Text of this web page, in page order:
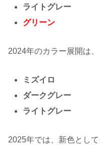
ライトグレー
グリーン
2024年のカラー展開は、
ミズイロ
ダークグレー
ライトグレー
2025年では、新色として